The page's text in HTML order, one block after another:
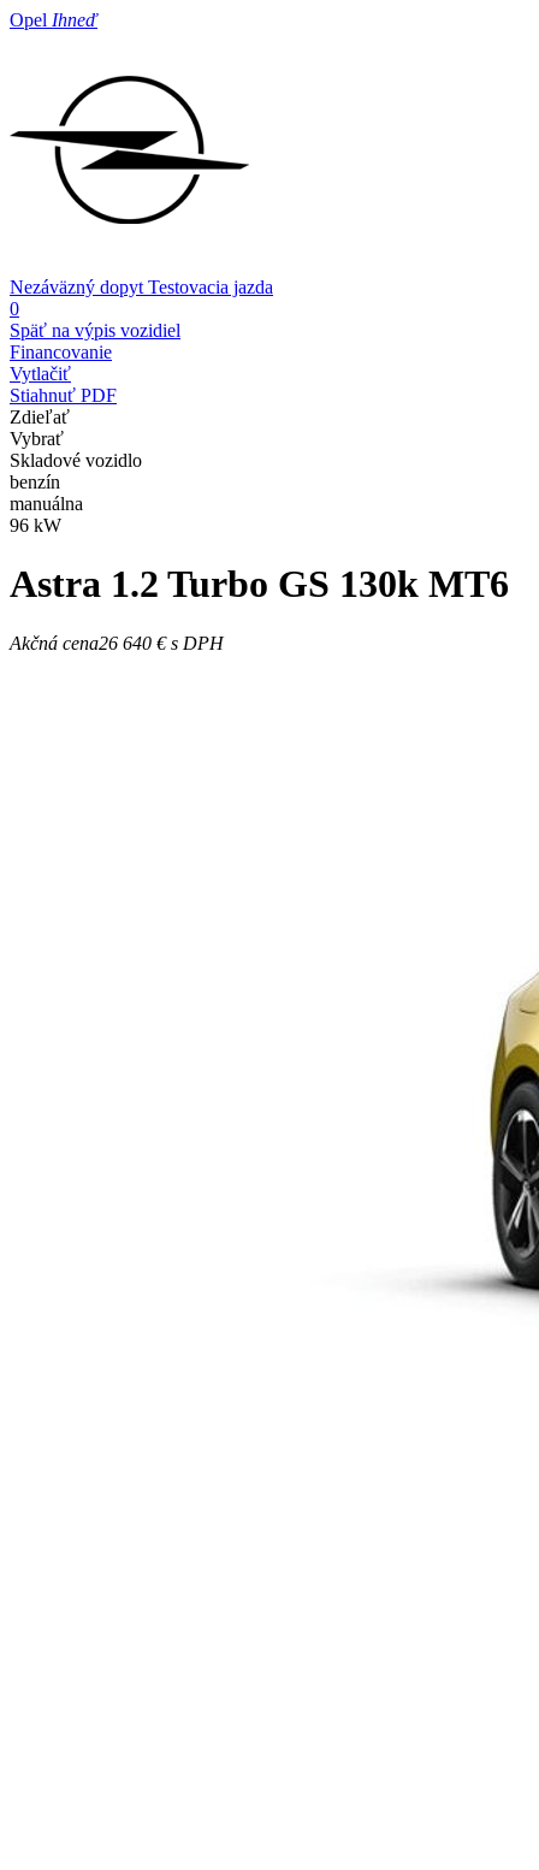
Opel Ihneď
Nezáväzný dopyt Testovacia jazda
0
Späť na výpis vozidiel
Financovanie
Vytlačiť
Stiahnuť PDF
Zdieľať
Vybrať
Skladové vozidlo
benzín
manuálna
96 kW
Astra 1.2 Turbo GS 130k MT6
Akčná cena26 640 €s DPH